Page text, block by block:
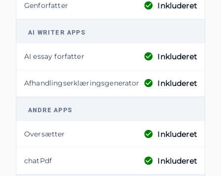
Genforfatter Inkluderet
AI WRITER APPS
AI essay forfatter Inkluderet
Afhandlingserklæringsgenerator Inkluderet
ANDRE APPS
Oversætter Inkluderet
chatPdf Inkluderet